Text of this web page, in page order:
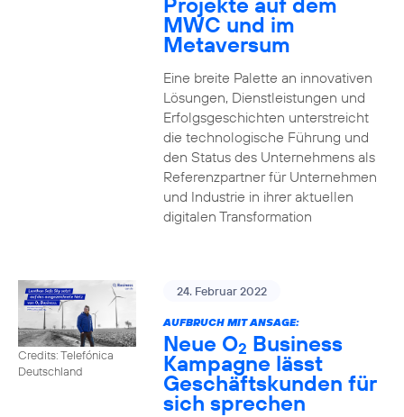
MWC und im
Metaversum
Eine breite Palette an innovativen
Lösungen, Dienstleistungen und
Erfolgsgeschichten unterstreicht
die technologische Führung und
den Status des Unternehmens als
Referenzpartner für Unternehmen
und Industrie in ihrer aktuellen
digitalen Transformation
Credits: Telefónica
Deutschland
24. Februar 2022
AUFBRUCH MIT ANSAGE:
Neue O2 Business
Kampagne lässt
Geschäftskunden für
sich sprechen